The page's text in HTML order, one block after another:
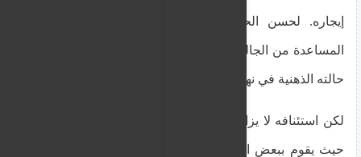
إيجاره. لحسن الحظ، دفعه يأسه إلى البحث عن
المساعدة من الجالية الهندية في مالطا، حيث تحسنت
حالته الذهنية في نهاية المطاف.
لكن استئنافه لا يزال يعني أنه ليس لديه دخل قانوني،
حيث يقوم ببعض الأعمال العرضية هنا وهناك لتغطية